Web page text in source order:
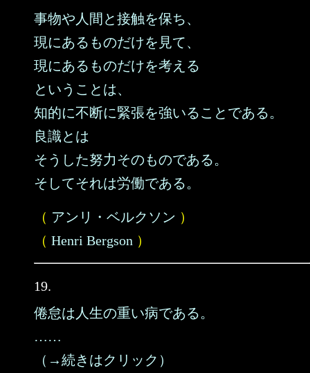
事物や人間と接触を保ち、
現にあるものだけを見て、
現にあるものだけを考える
ということは、
知的に不断に緊張を強いることである。
良識とは
そうした努力そのものである。
そしてそれは労働である。
（ アンリ・ベルクソン ）
（ Henri Bergson ）
19.
倦怠は人生の重い病である。
……
（→続きはクリック）